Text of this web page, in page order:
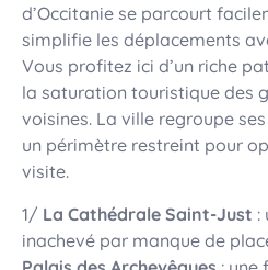
d’Occitanie se parcourt
simplifie les déplacements
Vous profitez ici d’un riche
la saturation touristique des
voisines. La ville regroupe
un périmètre restreint pour
visite.
1/ La Cathédrale Saint-Just :
inachevé par manque de